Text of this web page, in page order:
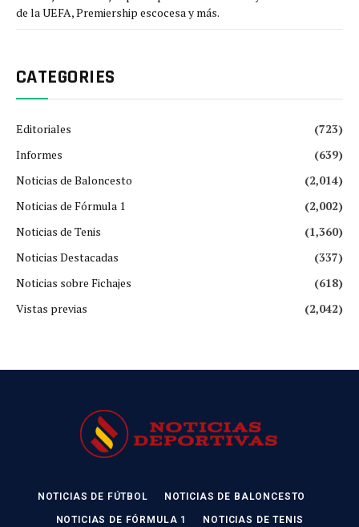
de la UEFA, Premiership escocesa y más.
CATEGORIES
Editoriales
(723)
Informes
(639)
Noticias de Baloncesto
(2,014)
Noticias de Fórmula 1
(2,002)
Noticias de Tenis
(1,360)
Noticias Destacadas
(337)
Noticias sobre Fichajes
(618)
Vistas previas
(2,042)
NOTICIAS DE FÚTBOL NOTICIAS DE BALONCESTO
NOTICIAS DE FÓRMULA 1 NOTICIAS DE TENIS